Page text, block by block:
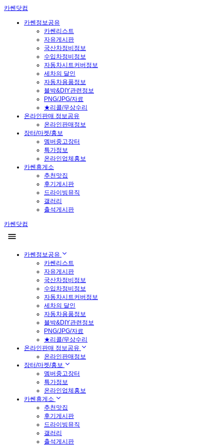
카쎈닷컴
카쎈정보공유
카쎈리스트
자유게시판
국산차정비정보
수입차정비정보
자동차시트커버정보
세차의 달인
자동차용품정보
블박&DIY관련정보
PNG/JPG/자료
★리콜/무상수리
온라인판매 정보공유
온라인판매정보
장터/마켓/홍보
멤버중고장터
특가정보
온라인업체홍보
카쎈휴게소
추천맛집
후기게시판
드라이빙뮤직
갤러리
출석게시판
카쎈닷컴
카쎈정보공유
카쎈리스트
자유게시판
국산차정비정보
수입차정비정보
자동차시트커버정보
세차의 달인
자동차용품정보
블박&DIY관련정보
PNG/JPG/자료
★리콜/무상수리
온라인판매 정보공유
온라인판매정보
장터/마켓/홍보
멤버중고장터
특가정보
온라인업체홍보
카쎈휴게소
추천맛집
후기게시판
드라이빙뮤직
갤러리
출석게시판